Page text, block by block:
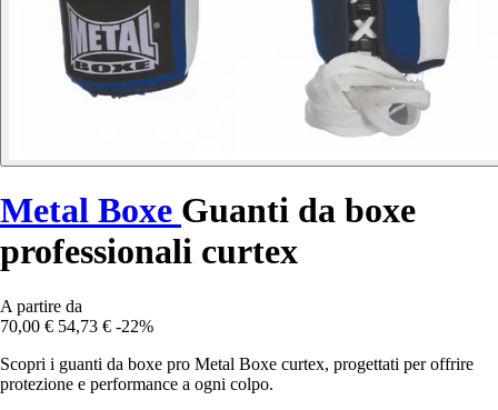
Metal Boxe Guanti da boxe
professionali curtex
A partire da
70,00 € 54,73 € -22%
Scopri i guanti da boxe pro Metal Boxe curtex, progettati per offrire
protezione e performance a ogni colpo.